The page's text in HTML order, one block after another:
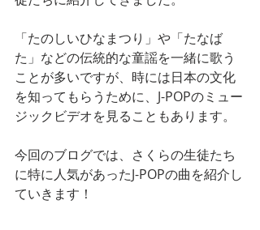
「たのしいひなまつり」や「たなば
た」などの伝統的な童謡を一緒に歌う
ことが多いですが、時には日本の文化
を知ってもらうために、J-POPのミュー
ジックビデオを見ることもあります。
今回のブログでは、さくらの生徒たち
に特に人気があったJ-POPの曲を紹介し
ていきます！